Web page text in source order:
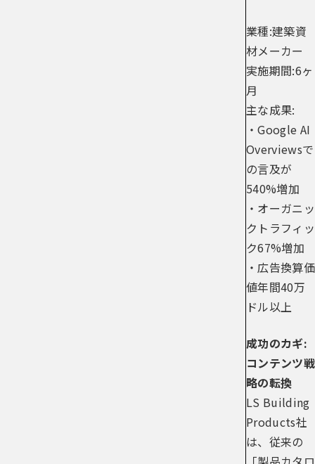
業種:建築資
材メーカー
実施期間:6ヶ
月
主な成果:
・Google AI
Overviewsで
の言及が
540%増加
・オーガニッ
クトラフィッ
ク67%増加
・広告換算価
値年間40万
ドル以上
成功のカギ:
コンテンツ戦
略の転換
LS Building
Products社
は、従来の